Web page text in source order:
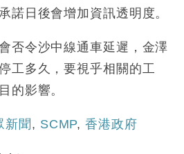
諾日後會增加資訊透明度。
否令沙中線通車延遲，金澤
工多久，要視乎相關的工
的影響。
新聞 , SCMP,香港政府